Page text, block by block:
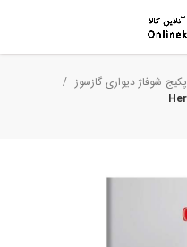
پکیج شوفاژ دیواری گازسوز